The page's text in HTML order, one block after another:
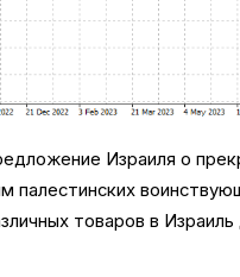
Израиля о
палестинских
товаров в